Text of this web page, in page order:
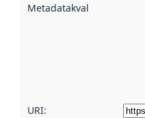
Metadatakvalitet
URI: